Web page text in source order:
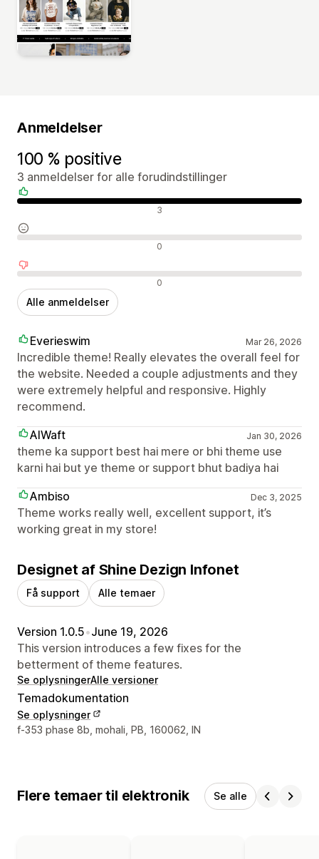
Anmeldelser
100 % positive
3 anmeldelser for alle forudindstillinger
Positive anmeldelser 3
Neutrale anmeldelser 0
Negative anmeldelser 0
Alle anmeldelser
Everieswim Mar 26, 2026
Incredible theme! Really elevates the overall feel for
the website. Needed a couple adjustments and they
were extremely helpful and responsive. Highly
recommend.
AIWaft
Jan 30, 2026
theme ka support best hai mere or bhi theme use
karni hai but ye theme or support bhut badiya hai
Ambiso
Dec 3, 2025
Theme works really well, excellent support, it’s
working great in my store!
Designet af Shine Dezign Infonet
Få support Alle temaer
Version 1.0.5•June 19, 2026
This version introduces a few fixes for the
betterment of theme features.
Se oplysningerAlle versioner
Temadokumentation
Se oplysninger
Se kontaktoplysninger
f-353 phase 8b, mohali, PB, 160062, IN
Flere temaer til elektronik Se alle